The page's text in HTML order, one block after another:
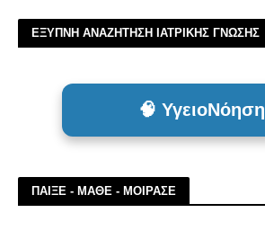
ΕΞΥΠΝΗ ΑΝΑΖΗΤΗΣΗ ΙΑΤΡΙΚΗΣ ΓΝΩΣΗΣ
🧠 ΥγειοΝόηση
ΠΑΙΞΕ - ΜΑΘΕ - ΜΟΙΡΑΣΕ